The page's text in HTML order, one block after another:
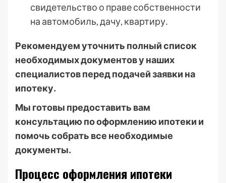
свидетельство о праве собственности
на автомобиль, дачу, квартиру․
Рекомендуем уточнить полный список
необходимых документов у наших
специалистов перед подачей заявки на
ипотеку․
Мы готовы предоставить вам
консультацию по оформлению ипотеки и
помочь собрать все необходимые
документы․
Процесс оформления ипотеки